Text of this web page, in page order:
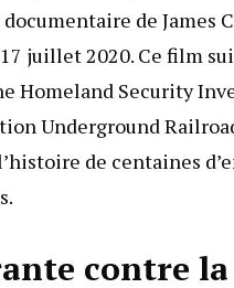
de James
juillet 2020. Ce film
Homeland Security
Underground
de centaines
contre